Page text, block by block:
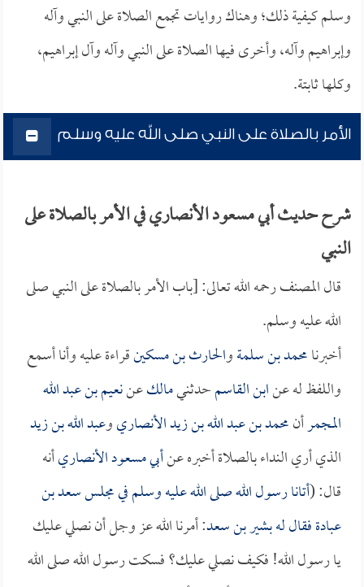
وسلم كيفية ذلك؛ وهناك روايات تجمع الصلاة على النبي وآله
وإبراهيم وآله، وأخرى فيها الصلاة على النبي وآله وآل إبراهيم،
وكلها ثابتة.
الأمر بالصلاة على النبي صلى الله عليه وسلم
شرح حديث أبي مسعود الأنصاري في الأمر بالصلاة على
النبي
قال المصنف رحمه الله تعالى: [باب الأمر بالصلاة على النبي صلى
الله عليه وسلم.
أخبرنامحمد بن سلمةوالحارث بن مسكينقراءة عليه وأنا أسمع
واللفظ له عنابن القاسمحدثنيمالكعننعيم بن عبد الله
المجمرأنمحمد بن عبد الله بن زيد الأنصاريوعبد الله بن زيد
الذي أري النداء بالصلاة أخبره عنأبي مسعود الأنصاريأنه
قال: (أتانا رسول الله صلى الله عليه وسلم في مجلسسعد بن
عبادةفقال لهبشير بن سعد: أمرنا الله عز وجل أن نصلي عليك
يا رسول الله! فكيف نصلي عليك؟ فسكت رسول الله صلى الله